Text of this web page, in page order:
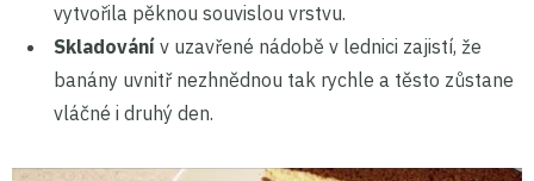
vytvořila pěknou souvislou vrstvu.
Skladování v uzavřené nádobě v lednici zajistí, že
banány uvnitř nezhnědnou tak rychle a těsto zůstane
vláčné i druhý den.